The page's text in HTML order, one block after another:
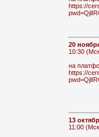
https://
20
10:30
на
https://
13
11:00